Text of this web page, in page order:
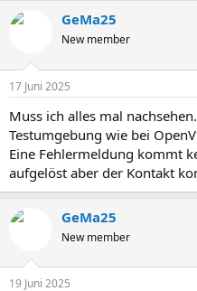
k
e
:
GeMa25
New member
17 Juni 2025
Muss ich alles mal
Testumgebung wie bei
Eine Fehlermeldung kommt
aufgelöst aber der Kontakt
GeMa25
New member
19 Juni 2025